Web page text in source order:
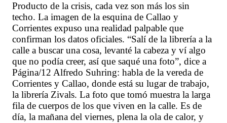
Producto de la crisis, cada vez son más los sin
techo. La imagen de la esquina de Callao y
Corrientes expuso una realidad palpable que
confirman los datos oficiales. “Salí de la librería a la
calle a buscar una cosa, levanté la cabeza y ví algo
que no podía creer, así que saqué una foto”, dice a
Página/12 Alfredo Suhring: habla de la vereda de
Corrientes y Callao, donde está su lugar de trabajo,
la librería Zivals. La foto que tomó muestra la larga
fila de cuerpos de los que viven en la calle. Es de
día, la mañana del viernes, plena la ola de calor, y